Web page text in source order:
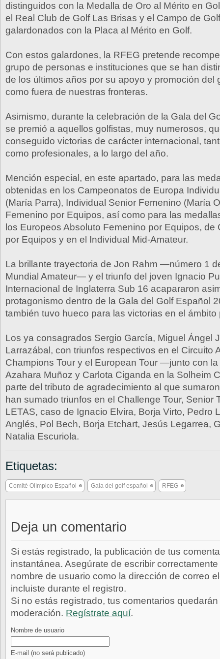
distinguidos con la Medalla de Oro al Mérito en
el Real Club de Golf Las Brisas y el Campo de
galardonados con la Placa al Mérito en Golf.
Con estos galardones, la RFEG pretende
grupo de personas e instituciones que se han
de los últimos años por su apoyo y promoción del
como fuera de nuestras fronteras.
Asimismo, durante la celebración de la Gala del
se premió a aquellos golfistas, muy numerosos,
conseguido victorias de carácter internacional,
como profesionales, a lo largo del año.
Mención especial, en este apartado, para las
obtenidas en los Campeonatos de Europa
(María Parra), Individual Senior Femenino (María
Femenino por Equipos, así como para las
los Europeos Absoluto Femenino por Equipos, de
por Equipos y en el Individual Mid-Amateur.
La brillante trayectoria de Jon Rahm —número 1
Mundial Amateur— y el triunfo del joven Ignacio
Internacional de Inglaterra Sub 16 acapararon
protagonismo dentro de la Gala del Golf Español
también tuvo hueco para las victorias en el ámbito
Los ya consagrados Sergio García, Miguel Ángel
Larrazábal, con triunfos respectivos en el Circuito
Champions Tour y el European Tour —junto con
Azahara Muñoz y Carlota Ciganda en la Solheim
parte del tributo de agradecimiento al que
han sumado triunfos en el Challenge Tour, Senior
LETAS, caso de Ignacio Elvira, Borja Virto, Pedro
Anglés, Pol Bech, Borja Etchart, Jesús Legarrea,
Natalia Escuriola.
Etiquetas:
Comité Olímpico Español Gala del golf español RFEG
Deja un comentario
Si estás registrado, la publicación de tus
instantánea. Asegúrate de escribir
nombre de usuario como la dirección de correo
incluiste durante el registro.
Si no estás registrado, tus comentarios
moderación. Regístrate aquí.
Nombre de usuario
E-mail (no será publicado)